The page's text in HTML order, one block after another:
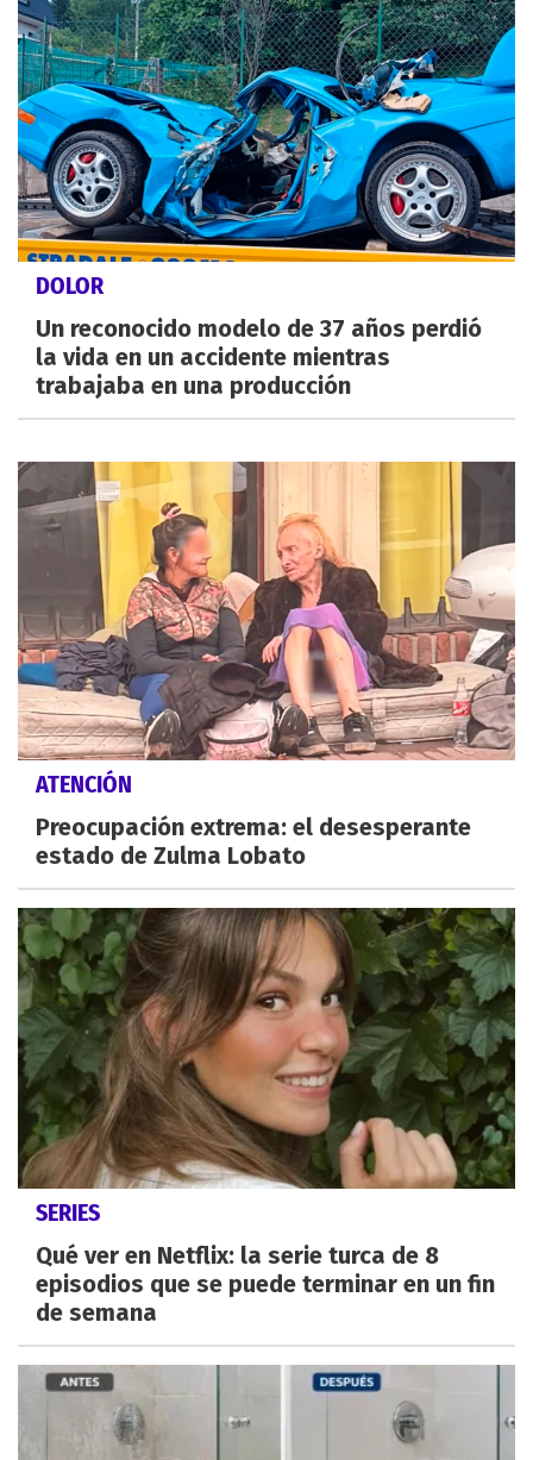
DOLOR
Un reconocido modelo de 37 años perdió
la vida en un accidente mientras
trabajaba en una producción
ATENCIÓN
Preocupación extrema: el desesperante
estado de Zulma Lobato
SERIES
Qué ver en Netflix: la serie turca de 8
episodios que se puede terminar en un fin
de semana